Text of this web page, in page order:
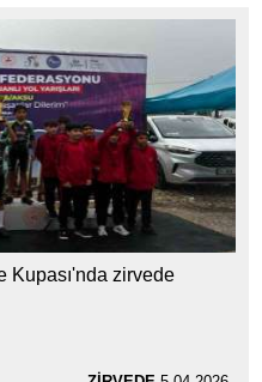
Kupası'nda zirvede